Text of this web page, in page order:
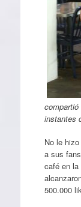
instantes
No le
a sus
café en la
500.000